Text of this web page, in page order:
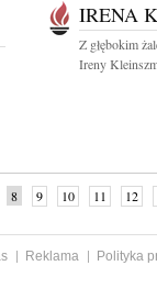
IRENA
Z głębokim
Ireny
8 9 10 11 12
Reklama
Polityka